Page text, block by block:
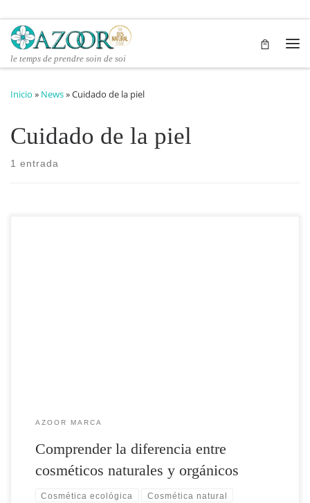
Saltar al contenido
le temps de prendre soin de soi
Inicio » News»Cuidado de la piel
Cuidado de la piel
1 entrada
AZOOR MARCA
Comprender la diferencia entre
cosméticos naturales y orgánicos
Cosmética ecológica Cosmética natural